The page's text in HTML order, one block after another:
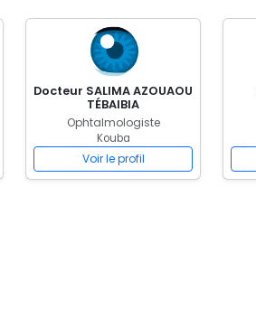
Docteur SALIMA AZOUAOU
TÉBAIBIA
Ophtalmologiste
Kouba
Voir le profil